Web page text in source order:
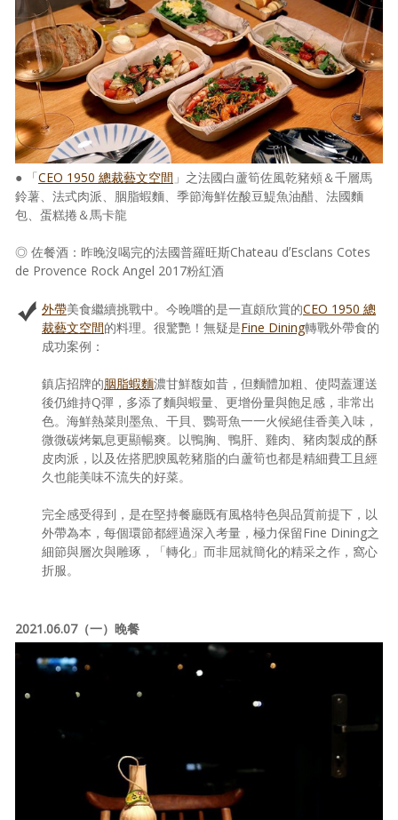
● 「CEO 1950 總裁藝文空間 」之法國白蘆筍佐風乾豬頰＆千層馬
鈴薯、法式肉派、胭脂蝦麵、季節海鮮佐酸豆鯷魚油醋、法國麵
包、蛋糕捲＆馬卡龍
◎ 佐餐酒：昨晚沒喝完的法國普羅旺斯Chateau dʼEsclans Cotes
de Provence Rock Angel 2017粉紅酒
外帶美食繼續挑戰中。今晚嚐的是一直頗欣賞的CEO 1950 總
裁藝文空間的料理。很驚艷！無疑是Fine Dining轉戰外帶食的
成功案例：
鎮店招牌的胭脂蝦麵濃甘鮮馥如昔，但麵體加粗、使悶蓋運送
後仍維持Q彈，多添了麵與蝦量、更增份量與飽足感，非常出
色。海鮮熱菜則墨魚、干貝、鸚哥魚一一火候絕佳香美入味，
微微碳烤氣息更顯暢爽。以鴨胸、鴨肝、雞肉、豬肉製成的酥
皮肉派，以及佐搭肥腴風乾豬脂的白蘆筍也都是精細費工且經
久也能美味不流失的好菜。
完全感受得到，是在堅持餐廳既有風格特色與品質前提下，以
外帶為本，每個環節都經過深入考量，極力保留Fine Dining之
細節與層次與雕琢，「轉化」而非屈就簡化的精采之作，窩心
折服。
2021.06.07（一）晚餐